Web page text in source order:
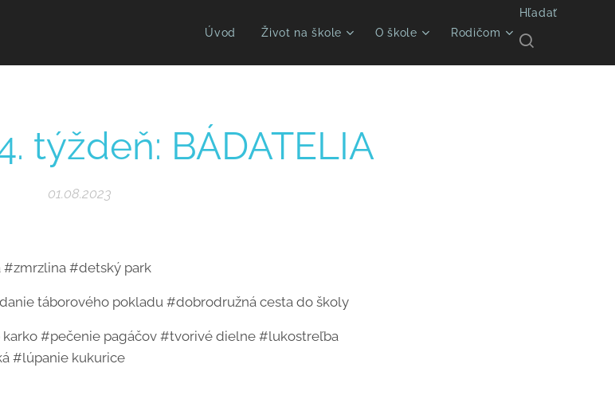
Úvod Život na škole O škole Rodičom
Hľadať
týždeň: BÁDATELIA
01.08.2023
#zmrzlina #detský park
táborového pokladu #dobrodružná cesta do školy
#pečenie pagáčov #tvorivé dielne #lukostreľba
#lúpanie kukurice